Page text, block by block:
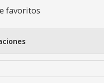
favoritos